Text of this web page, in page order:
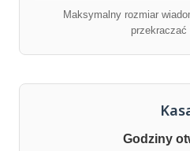
Maksymalny rozmiar
przekraczać
Godziny